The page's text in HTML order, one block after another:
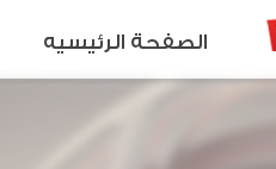
الصفحة الرئيسيه